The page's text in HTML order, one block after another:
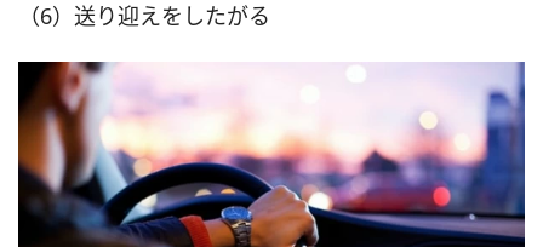
（6）送り迎えをしたがる